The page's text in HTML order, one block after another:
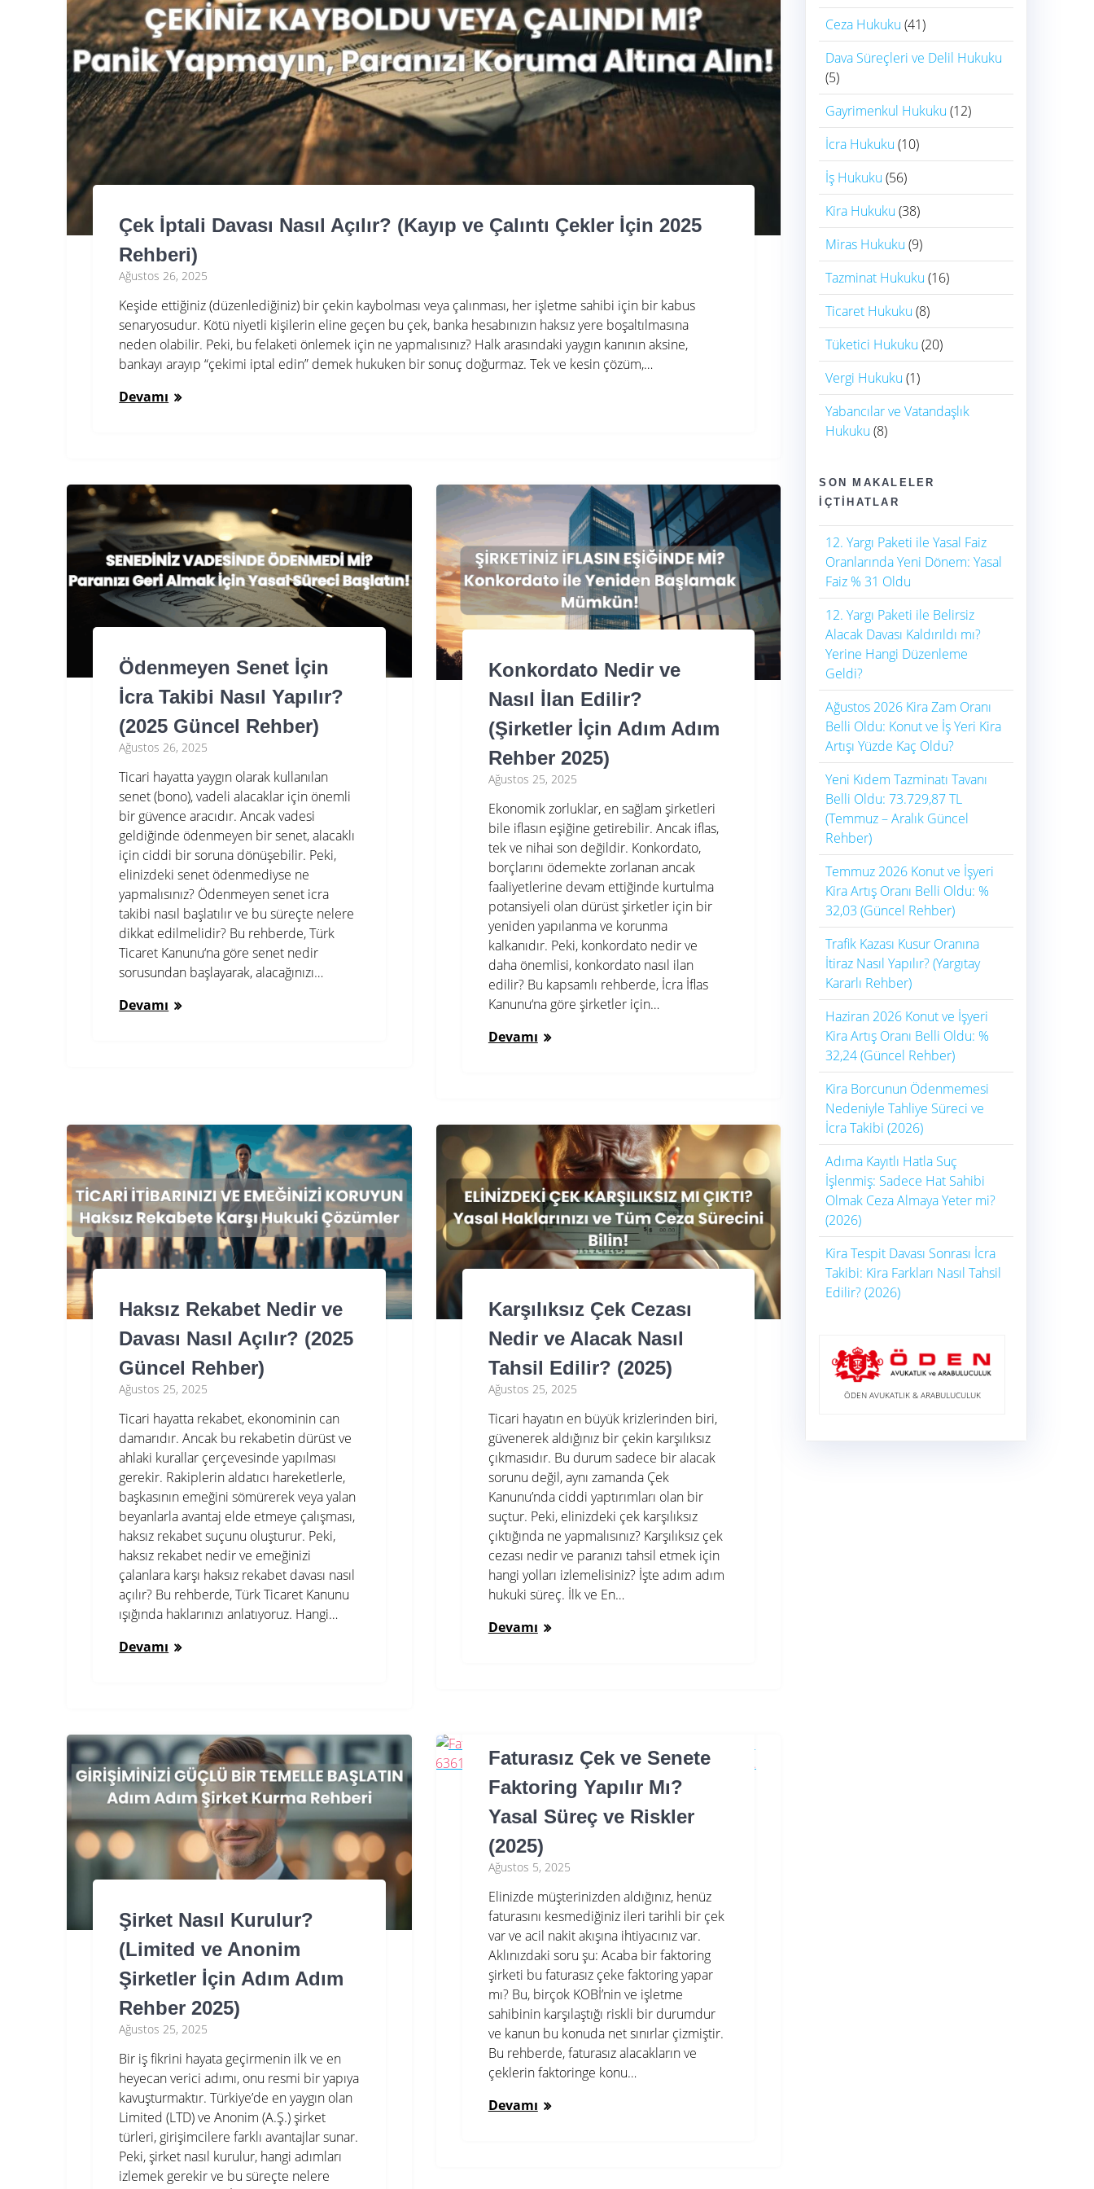
Çek İptali Davası Nasıl Açılır? (Kayıp ve Çalıntı Çekler İçin 2025
Rehberi)
Ağustos 26, 2025
Keşide ettiğiniz (düzenlediğiniz) bir çekin kaybolması veya çalınması, her işletme sahibi için bir kabus
senaryosudur. Kötü niyetli kişilerin eline geçen bu çek, banka hesabınızın haksız yere boşaltılmasına
neden olabilir. Peki, bu felaketi önlemek için ne yapmalısınız? Halk arasındaki yaygın kanının aksine,
bankayı arayıp “çekimi iptal edin” demek hukuken bir sonuç doğurmaz. Tek ve kesin çözüm,…
Devamı
Ödenmeyen Senet İçin
İcra Takibi Nasıl Yapılır?
(2025 Güncel Rehber)
Ağustos 26, 2025
Ticari hayatta yaygın olarak kullanılan
senet (bono), vadeli alacaklar için önemli
bir güvence aracıdır. Ancak vadesi
geldiğinde ödenmeyen bir senet, alacaklı
için ciddi bir soruna dönüşebilir. Peki,
elinizdeki senet ödenmediyse ne
yapmalısınız? Ödenmeyen senet icra
takibi nasıl başlatılır ve bu süreçte nelere
dikkat edilmelidir? Bu rehberde, Türk
Ticaret Kanunu‘na göre senet nedir
sorusundan başlayarak, alacağınızı…
Devamı
Konkordato Nedir ve
Nasıl İlan Edilir?
(Şirketler İçin Adım Adım
Rehber 2025)
Ağustos 25, 2025
Ekonomik zorluklar, en sağlam şirketleri
bile iflasın eşiğine getirebilir. Ancak iflas,
tek ve nihai son değildir. Konkordato,
borçlarını ödemekte zorlanan ancak
faaliyetlerine devam ettiğinde kurtulma
potansiyeli olan dürüst şirketler için bir
yeniden yapılanma ve korunma
kalkanıdır. Peki, konkordato nedir ve
daha önemlisi, konkordato nasıl ilan
edilir? Bu kapsamlı rehberde, İcra İflas
Kanunu‘na göre şirketler için…
Devamı
Haksız Rekabet Nedir ve
Davası Nasıl Açılır? (2025
Güncel Rehber)
Ağustos 25, 2025
Ticari hayatta rekabet, ekonominin can
damarıdır. Ancak bu rekabetin dürüst ve
ahlaki kurallar çerçevesinde yapılması
gerekir. Rakiplerin aldatıcı hareketlerle,
başkasının emeğini sömürerek veya yalan
beyanlarla avantaj elde etmeye çalışması,
haksız rekabet suçunu oluşturur. Peki,
haksız rekabet nedir ve emeğinizi
çalanlara karşı haksız rekabet davası nasıl
açılır? Bu rehberde, Türk Ticaret Kanunu
ışığında haklarınızı anlatıyoruz. Hangi…
Devamı
Karşılıksız Çek Cezası
Nedir ve Alacak Nasıl
Tahsil Edilir? (2025)
Ağustos 25, 2025
Ticari hayatın en büyük krizlerinden biri,
güvenerek aldığınız bir çekin karşılıksız
çıkmasıdır. Bu durum sadece bir alacak
sorunu değil, aynı zamanda Çek
Kanunu’nda ciddi yaptırımları olan bir
suçtur. Peki, elinizdeki çek karşılıksız
çıktığında ne yapmalısınız? Karşılıksız çek
cezası nedir ve paranızı tahsil etmek için
hangi yolları izlemelisiniz? İşte adım adım
hukuki süreç. İlk ve En…
Devamı
Şirket Nasıl Kurulur?
(Limited ve Anonim
Şirketler İçin Adım Adım
Rehber 2025)
Ağustos 25, 2025
Bir iş fikrini hayata geçirmenin ilk ve en
heyecan verici adımı, onu resmi bir yapıya
kavuşturmaktır. Türkiye’de en yaygın olan
Limited (LTD) ve Anonim (A.Ş.) şirket
türleri, girişimcilere farklı avantajlar sunar.
Peki, şirket nasıl kurulur, hangi adımları
izlemek gerekir ve bu süreçte nelere
Faturasız Çek ve Senete
Faktoring Yapılır Mı?
Yasal Süreç ve Riskler
(2025)
Ağustos 5, 2025
Elinizde müşterinizden aldığınız, henüz
faturasını kesmediğiniz ileri tarihli bir çek
var ve acil nakit akışına ihtiyacınız var.
Aklınızdaki soru şu: Acaba bir faktoring
şirketi bu faturasız çeke faktoring yapar
mı? Bu, birçok KOBİ’nin ve işletme
sahibinin karşılaştığı riskli bir durumdur
ve kanun bu konuda net sınırlar çizmiştir.
Bu rehberde, faturasız alacakların ve
çeklerin faktoringe konu…
Devamı
Ceza Hukuku (41)
Dava Süreçleri ve Delil Hukuku
(5)
Gayrimenkul Hukuku (12)
İcra Hukuku (10)
İş Hukuku (56)
Kira Hukuku (38)
Miras Hukuku (9)
Tazminat Hukuku (16)
Ticaret Hukuku (8)
Tüketici Hukuku (20)
Vergi Hukuku (1)
Yabancılar ve Vatandaşlık
Hukuku (8)
SON MAKALELER
İÇTIHATLAR
12. Yargı Paketi ile Yasal Faiz
Oranlarında Yeni Dönem: Yasal
Faiz % 31 Oldu
12. Yargı Paketi ile Belirsiz
Alacak Davası Kaldırıldı mı?
Yerine Hangi Düzenleme
Geldi?
Ağustos 2026 Kira Zam Oranı
Belli Oldu: Konut ve İş Yeri Kira
Artışı Yüzde Kaç Oldu?
Yeni Kıdem Tazminatı Tavanı
Belli Oldu: 73.729,87 TL
(Temmuz – Aralık Güncel
Rehber)
Temmuz 2026 Konut ve İşyeri
Kira Artış Oranı Belli Oldu: %
32,03 (Güncel Rehber)
Trafik Kazası Kusur Oranına
İtiraz Nasıl Yapılır? (Yargıtay
Kararlı Rehber)
Haziran 2026 Konut ve İşyeri
Kira Artış Oranı Belli Oldu: %
32,24 (Güncel Rehber)
Kira Borcunun Ödenmemesi
Nedeniyle Tahliye Süreci ve
İcra Takibi (2026)
Adıma Kayıtlı Hatla Suç
İşlenmiş: Sadece Hat Sahibi
Olmak Ceza Almaya Yeter mi?
(2026)
Kira Tespit Davası Sonrası İcra
Takibi: Kira Farkları Nasıl Tahsil
Edilir? (2026)
ÖDEN AVUKATLIK & ARABULUCULUK